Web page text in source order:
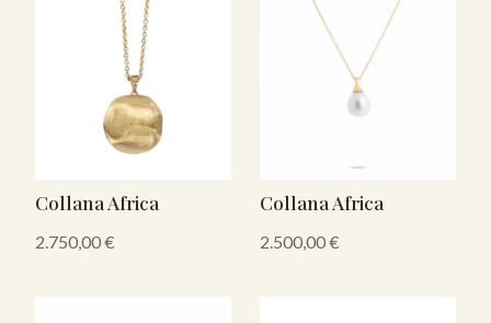
Collana Africa
2.750,00€
Collana Africa
2.500,00€